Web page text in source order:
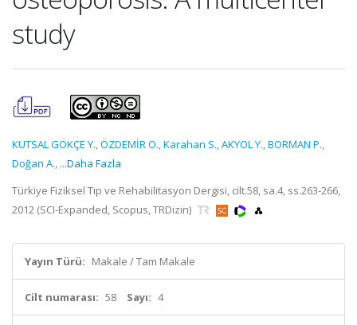
study
KUTSAL GÖKÇE Y.,ÖZDEMİR O.,Karahan S.,AKYOL Y.,BORMAN P.,
Doğan A., ...Daha Fazla
Türkiye Fiziksel Tıp ve Rehabilitasyon Dergisi, cilt.58, sa.4, ss.263-266,
2012 (SCI-Expanded, Scopus, TRDizin)
Yayın Türü: Makale / Tam Makale
Cilt numarası: 58 Sayı: 4